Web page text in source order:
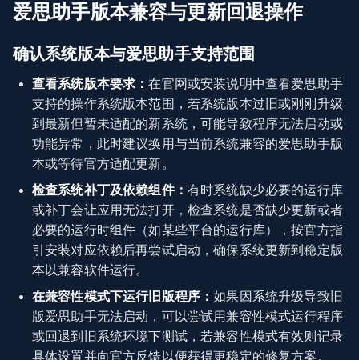
爱思助手版本兼容与更新回退操作
确认系统版本与爱思助手支持范围
查看系统版本要求：在官网或安装说明中查看爱思助手
支持的操作系统版本范围，若系统版本过旧或刚刚升级
到最新但暂未适配的新系统，可能导致程序无法启动或
功能异常，此时建议换用与当前系统兼容的爱思助手版
本或等待官方适配更新。
检查系统补丁及依赖组件： 有时系统缺少必要的运行库
或补丁会让应用无法打开，检查系统是否缺少更新或者
必要的运行时组件（如某些平台的运行库），按官方指
引安装对应依赖后再尝试启动，确保系统更新到稳定版
本以兼容软件运行。
在兼容性模式下运行旧版程序：如果因系统升级导致旧
版爱思助手无法启动，可以尝试用兼容性模式运行程序
或回退到旧系统环境下测试，若兼容性模式有效则记录
具体设置并向官方反馈以便获得更稳定的修复方案。